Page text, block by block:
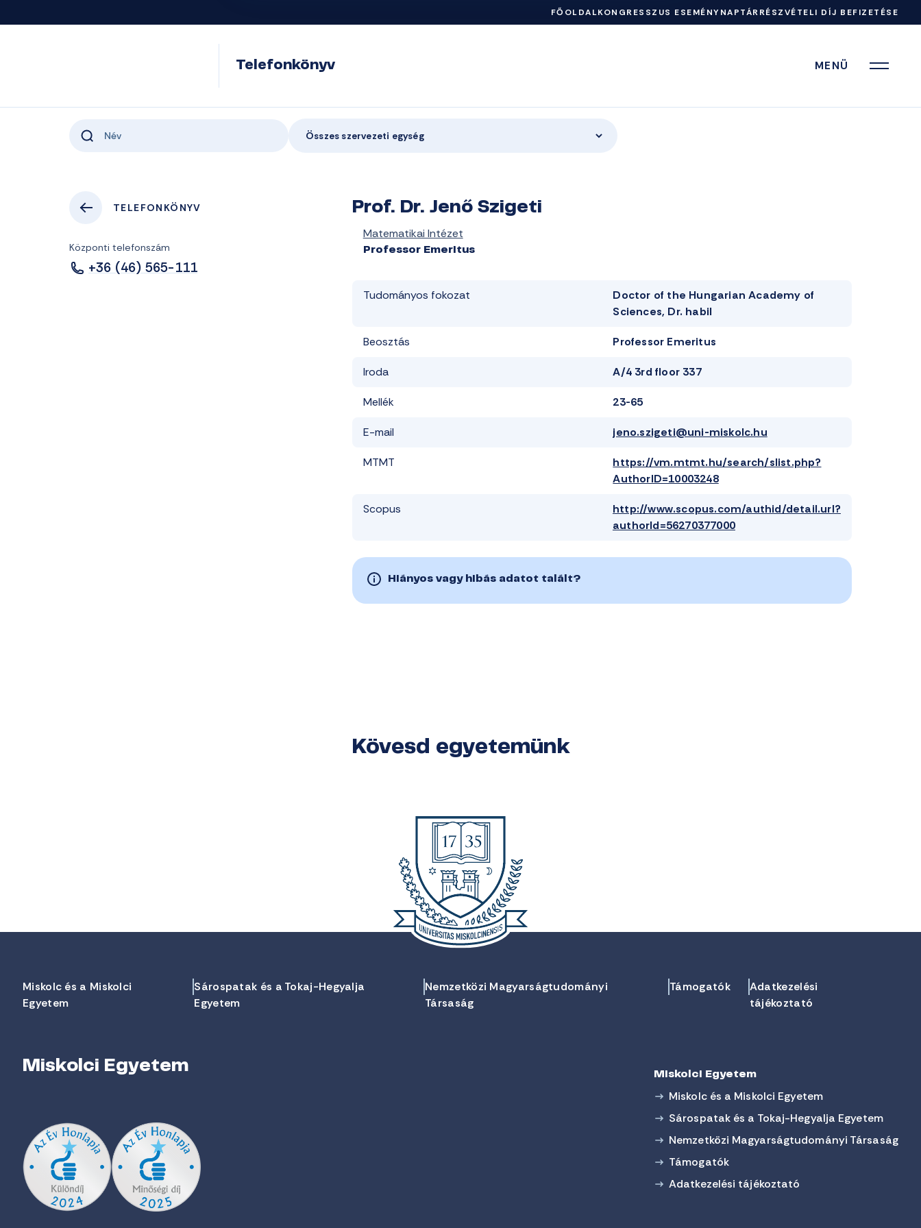
FŐOLDALKONGRESSZUS ESEMÉNYNAPTÁRRÉSZVÉTELI DÍJ BEFIZETÉSE
Telefonkönyv MENÜ
Összes szervezeti egység
TELEFONKÖNYV
Központi telefonszám
+36 (46) 565-111
Prof. Dr. Jenő Szigeti
Matematikai Intézet
Professor Emeritus
Tudományos fokozat
Doctor of the Hungarian Academy of
Sciences, Dr. habil
Beosztás Professor Emeritus
Iroda A/4 3rd floor 337
Mellék 23-65
E-mail jeno.szigeti@uni-miskolc.hu
MTMT
https://vm.mtmt.hu/search/slist.php?
AuthorID=10003248
Scopus
http://www.scopus.com/authid/detail.url?
authorId=56270377000
Hiányos vagy hibás adatot talált?
Kövesd egyetemünk
Miskolc és a Miskolci
Egyetem
Sárospatak és a Tokaj-Hegyalja
Egyetem
Nemzetközi Magyarságtudományi
Társaság
Támogatók
Adatkezelési
tájékoztató
Miskolci Egyetem Miskolci Egyetem
Miskolc és a Miskolci Egyetem
Sárospatak és a Tokaj-Hegyalja Egyetem
Nemzetközi Magyarságtudományi Társaság
Támogatók
Adatkezelési tájékoztató